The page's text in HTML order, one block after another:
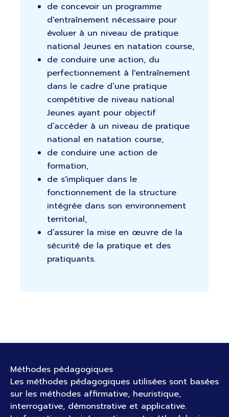
de concevoir un programme
d'entraînement nécessaire pour
évoluer à un niveau de pratique
national Jeunes en natation course,
de conduire une action, du
perfectionnement à l'entraînement
dans le cadre d’une pratique
compétitive de niveau national
Jeunes ayant pour objectif
d’accéder à un niveau de pratique
national en natation course,
de conduire une action de
formation,
de s'impliquer dans le
fonctionnement de la structure
intégrée dans son environnement
territorial,
d’assurer la mise en œuvre de la
sécurité de la pratique et des
pratiquants.
Méthodes pédagogiques
Les méthodes pédagogiques utilisées sont basées
sur les méthodes affirmative, heuristique,
interrogative, démonstrative et applicative.